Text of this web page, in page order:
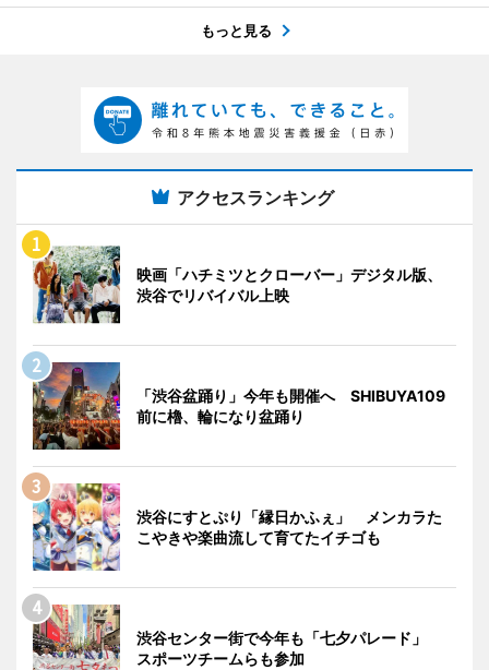
もっと見る
アクセスランキング
映画「ハチミツとクローバー」デジタル版、
渋谷でリバイバル上映
「渋谷盆踊り」今年も開催へ SHIBUYA109
前に櫓、輪になり盆踊り
渋谷にすとぷり「縁日かふぇ」 メンカラた
こやきや楽曲流して育てたイチゴも
渋谷センター街で今年も「七夕パレード」
スポーツチームらも参加